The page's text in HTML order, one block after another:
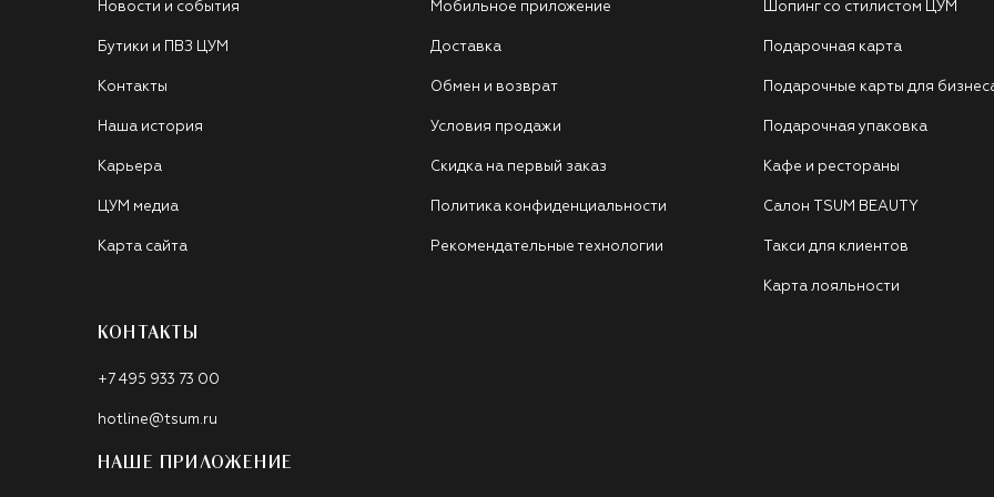
Новости и события
Бутики и ПВЗ ЦУМ
Контакты
Наша история
Карьера
ЦУМ медиа
Карта сайта
Мобильное приложение
Доставка
Обмен и возврат
Условия продажи
Скидка на первый заказ
Политика конфиденциальности
Рекомендательные технологии
Шопинг со стилистом ЦУМ
Подарочная карта
Подарочные карты для
Подарочная упаковка
Кафе и рестораны
Салон TSUM BEAUTY
Такси для клиентов
Карта лояльности
КОНТАКТЫ
+7 495 933 73 00
hotline@tsum.ru
НАШЕ ПРИЛОЖЕНИЕ